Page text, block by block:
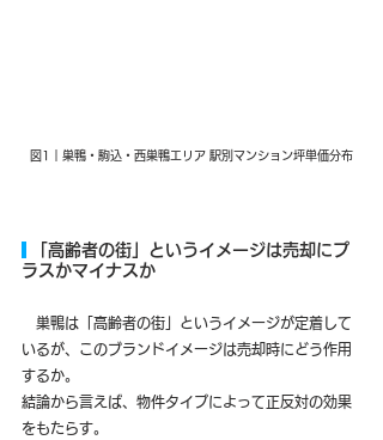
図1｜巣鴨・駒込・西巣鴨エリア 駅別マンション坪単価分布
「高齢者の街」というイメージは売却にプ
ラスかマイナスか
巣鴨は「高齢者の街」というイメージが定着して
いるが、このブランドイメージは売却時にどう作用
するか。
結論から言えば、物件タイプによって正反対の効果
をもたらす。